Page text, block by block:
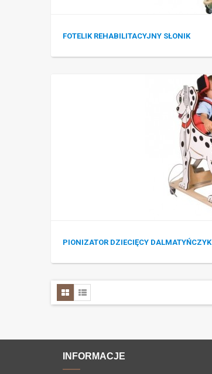
FOTELIK REHABILITACYJNY SŁONIK
PIONIZATOR DZIECIĘCY DALMATYŃCZYK
INFORMACJE